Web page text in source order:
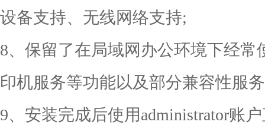
设备支持、无线网络支持;
8、保留了在局域网办公环境下经
印机服务等功能以及部分兼容性服
9、安装完成后使用administrator账